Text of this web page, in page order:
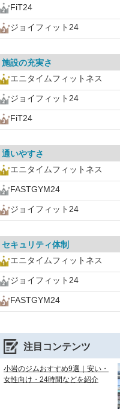
FiT24
ジョイフィット24
施設の充実さ
エニタイムフィットネス
ジョイフィット24
FiT24
通いやすさ
エニタイムフィットネス
FASTGYM24
ジョイフィット24
セキュリティ体制
エニタイムフィットネス
ジョイフィット24
FASTGYM24
注目コンテンツ
小岩のジムおすすめ9選｜安い・
女性向け・24時間などを紹介